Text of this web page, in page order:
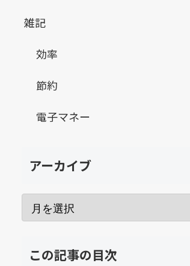
雑記
効率
節約
電子マネー
アーカイブ
この記事の目次